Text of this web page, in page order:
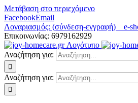
Μετάβαση στο περιεχόμενο
FacebookEmail
Λογαριασμός: (σύνδεση-εγγραφή) e-
Επικοινωνίας: 6979162929
Αναζήτηση για:
Αναζήτηση για: